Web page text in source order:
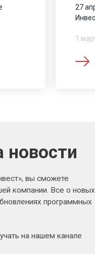
27
1
новости
вы сможете
компании. Все о новых
программных
на нашем канале